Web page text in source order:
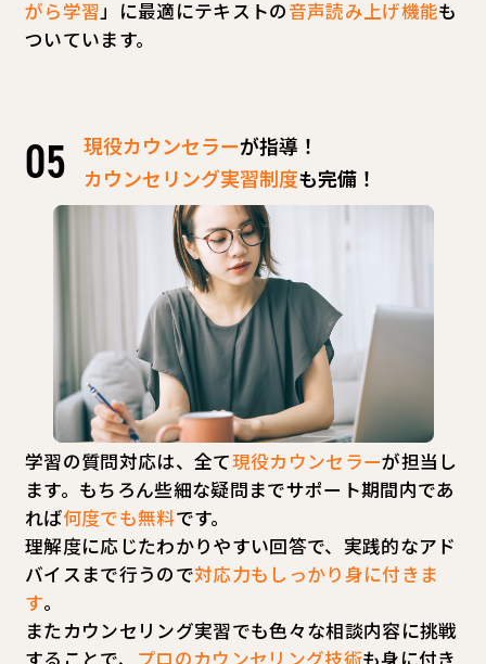
がら学習」に最適にテキストの音声読み上げ機能も
ついています。
現役カウンセラーが指導！
カウンセリング実習制度も完備！
学習の質問対応は、全て現役カウンセラーが担当し
ます。もちろん些細な疑問までサポート期間内であ
れば何度でも無料です。
理解度に応じたわかりやすい回答で、実践的なアド
バイスまで行うので対応力もしっかり身に付きま
す。
またカウンセリング実習でも色々な相談内容に挑戦